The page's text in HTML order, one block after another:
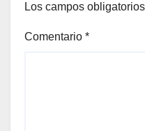
Los campos
Comentario *